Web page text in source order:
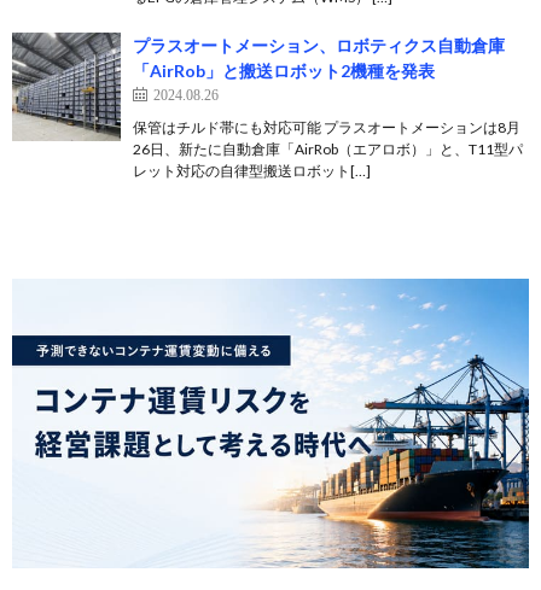
プラスオートメーション、ロボティクス自動倉庫
「AirRob」と搬送ロボット2機種を発表
2024.08.26
保管はチルド帯にも対応可能 プラスオートメーションは8月
26日、新たに自動倉庫「AirRob（エアロボ）」と、T11型パ
レット対応の自律型搬送ロボット[…]